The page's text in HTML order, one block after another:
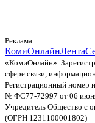
Реклама
КомиОнлайнЛента
«КомиОнлайн».
сфере связи,
Регистрационный номер
№ ФС77-72997 от 06
Учредитель Общество с
(ОГРН 1231100001802)